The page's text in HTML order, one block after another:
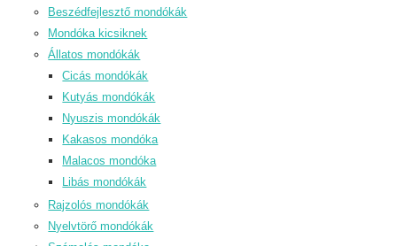
Beszédfejlesztő mondókák
Mondóka kicsiknek
Állatos mondókák
Cicás mondókák
Kutyás mondókák
Nyuszis mondókák
Kakasos mondóka
Malacos mondóka
Libás mondókák
Rajzolós mondókák
Nyelvtörő mondókák